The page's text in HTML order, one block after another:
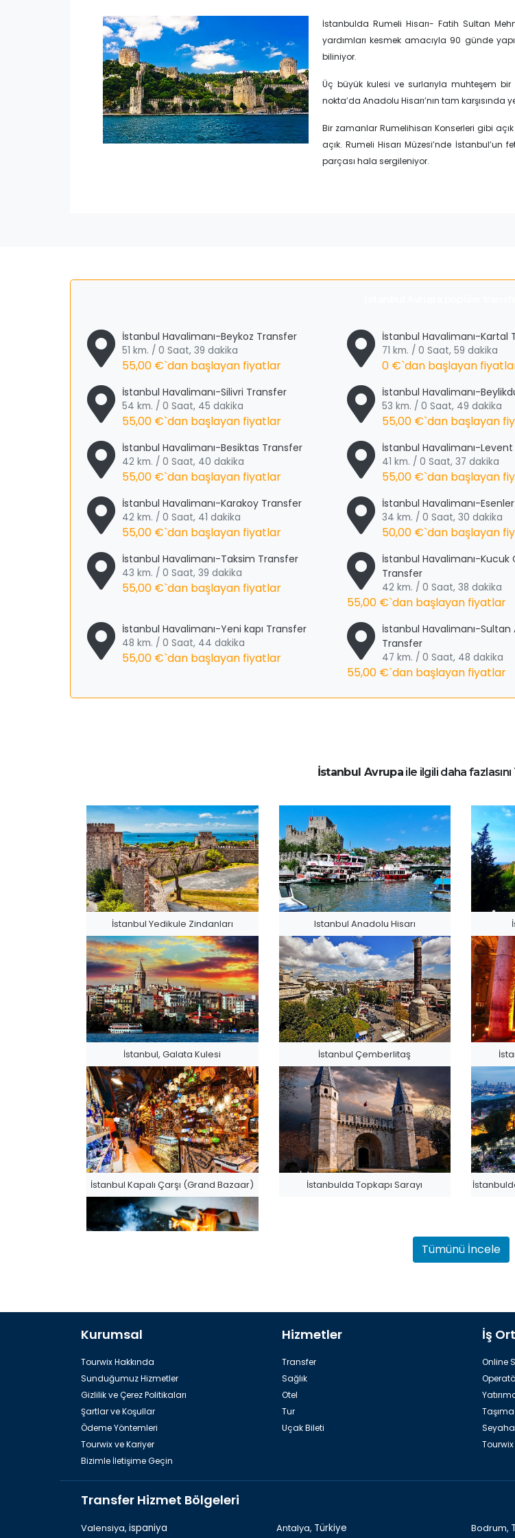
İstanbulda Rumeli Hisarı- Fatih Sultan
yardımları kesmek amacıyla 90 günde
biliniyor.
Üç büyük kulesi ve surlarıyla muhteşem bir
nokta’da Anadolu Hisarı’nın tam karşısında
Bir zamanlar Rumelihisarı Konserleri gibi
açık. Rumeli Hisarı Müzesi’nde İstanbul’un
parçası hala sergileniyor.
İstanbul Havalimanı-Beykoz Transfer
51 km. / 0 Saat, 39 dakika
55,00 €`dan başlayan fiyatlar
İstanbul Havalimanı-Kartal
71 km. / 0 Saat, 59 dakika
0 €`dan başlayan
İstanbul Havalimanı-Silivri Transfer
54 km. / 0 Saat, 45 dakika
55,00 €`dan başlayan fiyatlar
İstanbul Havalimanı-
53 km. / 0 Saat, 49 dakika
55,00 €`dan başlayan
İstanbul Havalimanı-Besiktas Transfer
42 km. / 0 Saat, 40 dakika
55,00 €`dan başlayan fiyatlar
İstanbul Havalimanı-
41 km. / 0 Saat, 37 dakika
55,00 €`dan başlayan
İstanbul Havalimanı-Karakoy Transfer
42 km. / 0 Saat, 41 dakika
55,00 €`dan başlayan fiyatlar
İstanbul Havalimanı-
34 km. / 0 Saat, 30 dakika
50,00 €`dan başlayan
İstanbul Havalimanı-Taksim Transfer
43 km. / 0 Saat, 39 dakika
55,00 €`dan başlayan fiyatlar
İstanbul Havalimanı-Kucuk
Transfer
42 km. / 0 Saat, 38 dakika
55,00 €`dan başlayan fiyatlar
İstanbul Havalimanı-Yeni kapı Transfer
48 km. / 0 Saat, 44 dakika
55,00 €`dan başlayan fiyatlar
İstanbul Havalimanı-
Transfer
47 km. / 0 Saat, 48 dakika
55,00 €`dan başlayan fiyatlar
İstanbul Avrupaile ilgili daha
İstanbul Yedikule Zindanları Istanbul Anadolu Hisarı
İstanbul, Galata Kulesi İstanbul Çemberlitaş
İstanbul Kapalı Çarşı (Grand Bazaar) İstanbulda Topkapı Sarayı
İstanbulda En İyi Restoranlara Bak
Tümünü İncele
Kurumsal
Tourwix Hakkında
Sunduğumuz Hizmetler
Gizlilik ve Çerez Politikaları
Şartlar ve Koşullar
Ödeme Yöntemleri
Tourwix ve Kariyer
Bizimle İletişime Geçin
Hizmetler
Transfer
Sağlık
Otel
Tur
Uçak Bileti
İş
Online
Transfer Hizmet Bölgeleri
Valensiya, ispaniya Antalya, Türkiye Bodrum,